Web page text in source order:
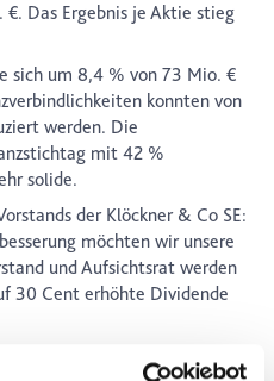
Das Ergebnis je Aktie stieg
sich um 8,4 % von 73 Mio. €
konnten von
werden. Die
mit 42 %
solide.
der Klöckner & Co SE:
möchten wir unsere
und Aufsichtsrat werden
30 Cent erhöhte Dividende